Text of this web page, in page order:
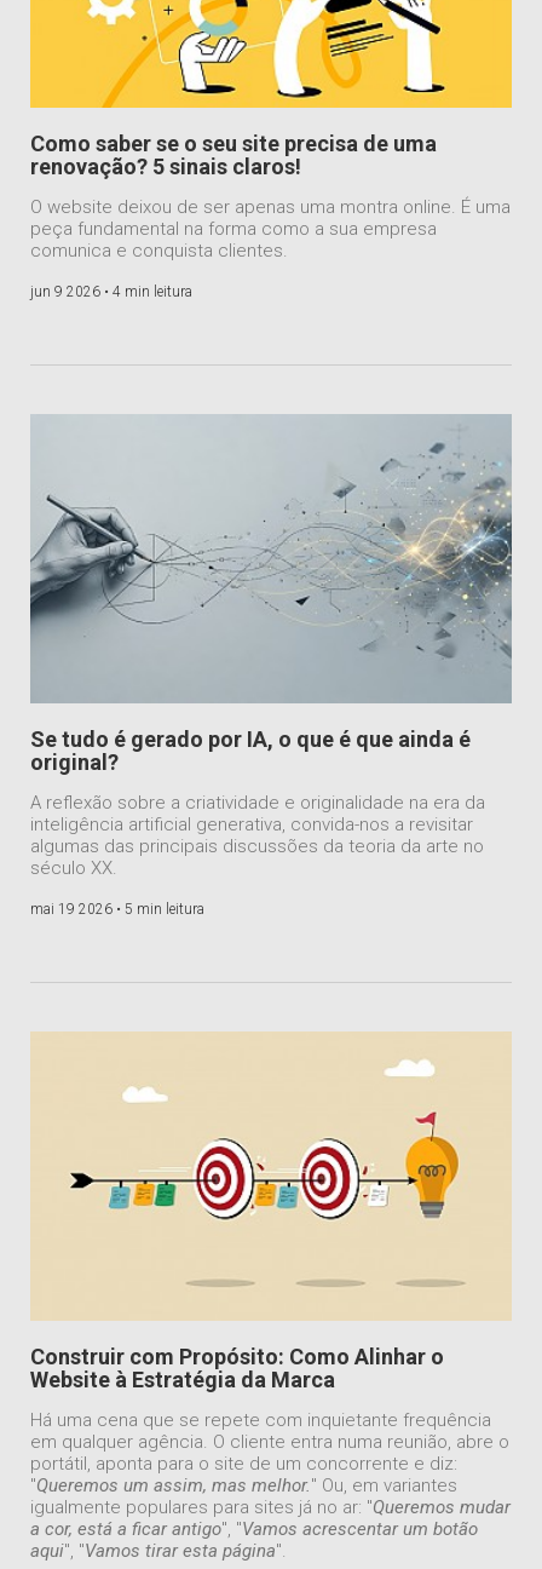
Como saber se o seu site precisa de uma
renovação? 5 sinais claros!
O website deixou de ser apenas uma montra online. É uma
peça fundamental na forma como a sua empresa
comunica e conquista clientes.
jun 9 2026 • 4 min leitura
Se tudo é gerado por IA, o que é que ainda é
original?
A reflexão sobre a criatividade e originalidade na era da
inteligência artificial generativa, convida-nos a revisitar
algumas das principais discussões da teoria da arte no
século XX.
mai 19 2026 • 5 min leitura
Construir com Propósito: Como Alinhar o
Website à Estratégia da Marca
Há uma cena que se repete com inquietante frequência
em qualquer agência. O cliente entra numa reunião, abre o
portátil, aponta para o site de um concorrente e diz:
"Queremos um assim, mas melhor." Ou, em variantes
igualmente populares para sites já no ar: "Queremos mudar
a cor, está a ficar antigo", "Vamos acrescentar um botão
aqui", "Vamos tirar esta página".